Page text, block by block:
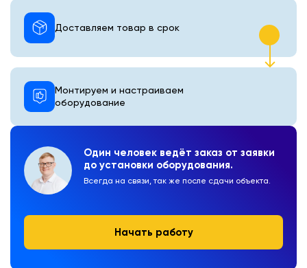
Один человек ведёт заказ от заявки
до установки оборудования.
Всегда на связи, так же после сдачи объекта.
Начать работу
Монтируем и настраиваем
оборудование
Доставляем товар в срок